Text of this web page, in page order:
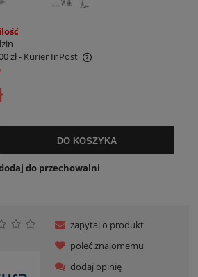
zł- Kurier InPost
kosztów płatności
DO KOSZYKA
do przechowalni
zapytaj o produkt
poleć znajomemu
dodaj opinię